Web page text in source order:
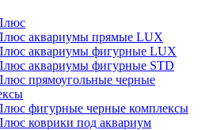
аквариумы прямые LUX
аквариумы фигурные LUX
аквариумы фигурные STD
прямоугольные черные
фигурные черные комплексы
коврики под аквариум